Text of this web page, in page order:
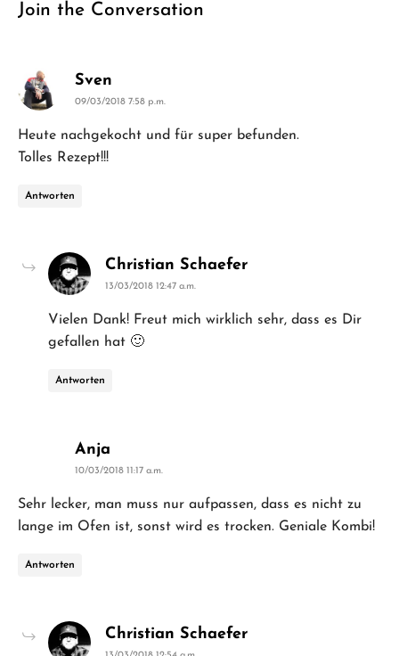
Join the Conversation
Sven
09/03/2018 7:58 p.m.
Heute nachgekocht und für super befunden.
Tolles Rezept!!!
Antworten
Christian Schaefersays:
13/03/2018 12:47 a.m.
Vielen Dank! Freut mich wirklich sehr, dass es Dir
gefallen hat 🙂
Antworten
Anja
10/03/2018 11:17 a.m.
Sehr lecker, man muss nur aufpassen, dass es nicht zu
lange im Ofen ist, sonst wird es trocken. Geniale Kombi!
Antworten
Christian Schaefersays: